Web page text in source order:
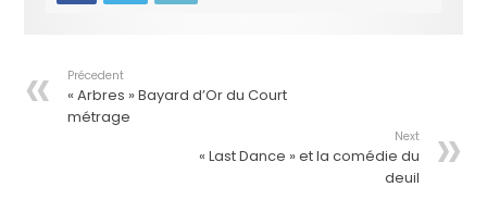
Précedent
« Arbres » Bayard d’Or du Court
métrage
Next
« Last Dance » et la comédie du
deuil